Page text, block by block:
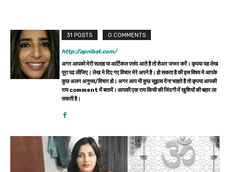
31 POSTS 0 COMMENTS
http://apnibat.com/
अगर आपको मेरी सलाह या आर्टिकल पसंद आते है तो शेअर जरूर करें। कृपया यह लेख
पूरा पढ लीजिए। लेख मे दिए गए विचार मेरे अपने है। हो सकता है की इस विषय मे आपके
कुछ अलग अनुभव/विचार हो। अगर आप भी कुछ सूझाव देना चाहते है तो कृपया आपकी
राय comment में बतायें। आपकी एक राय किसी की जिंदगी में खुशियों की बहार ला
सकती है।